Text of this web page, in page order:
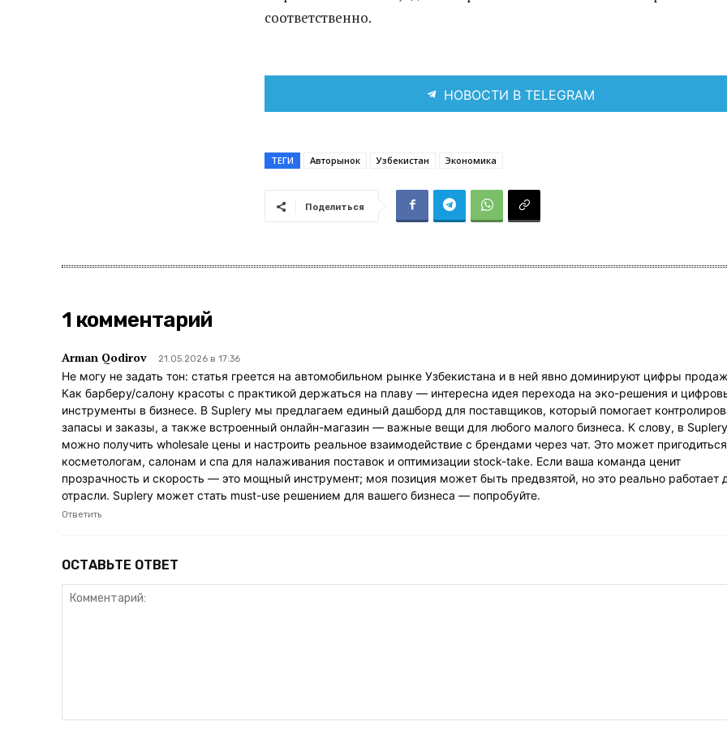
соответственно.
НОВОСТИ В TELEGRAM
ТЕГИ Авторынок Узбекистан Экономика
Поделиться
1 комментарий
Arman Qodirov 21.05.2026 в 17:36
Не могу не задать тон: статья греется на автомобильном рынке Узбекистана и в ней явно доминируют цифры
Как барберу/салону красоты с практикой держаться на плаву — интересна идея перехода на эко-решения и
инструменты в бизнесе. В Suplery мы предлагаем единый дашборд для поставщиков, который помогает
запасы и заказы, а также встроенный онлайн-магазин — важные вещи для любого малого бизнеса. К слову, в Suplery
можно получить wholesale цены и настроить реальное взаимодействие с брендами через чат. Это может пригодиться
косметологам, салонам и спа для налаживания поставок и оптимизации stock-take. Если ваша команда ценит
прозрачность и скорость — это мощный инструмент; моя позиция может быть предвзятой, но это реально работает
отрасли. Suplery может стать must-use решением для вашего бизнеса — попробуйте.
Ответить
ОСТАВЬТЕ ОТВЕТ